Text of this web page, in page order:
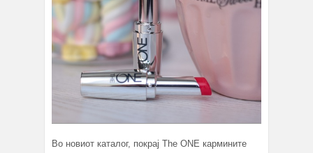
Во новиот каталог, покрај The ONE кармините